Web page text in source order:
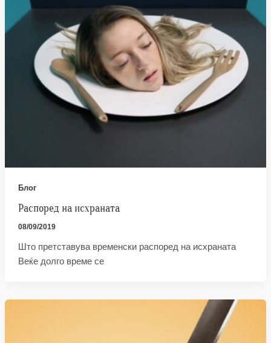
Блог
Распоред на исхраната
08/09/2019
Што претставува временски распоред на исхраната
Веќе долго време се